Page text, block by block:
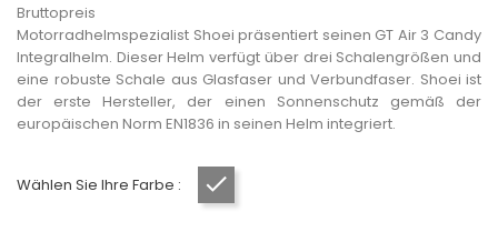
Bruttopreis
Motorradhelmspezialist Shoei präsentiert seinen GT Air 3 Candy
Integralhelm. Dieser Helm verfügt über drei Schalengrößen und
eine robuste Schale aus Glasfaser und Verbundfaser. Shoei ist
der erste Hersteller, der einen Sonnenschutz gemäß der
europäischen Norm EN1836 in seinen Helm integriert.
Wählen Sie Ihre Farbe :